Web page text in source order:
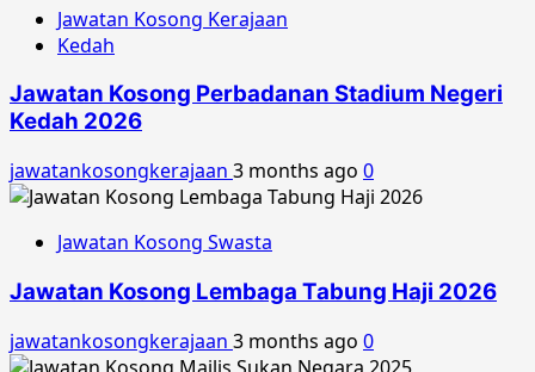
Jawatan Kosong Kerajaan
Kedah
Jawatan Kosong Perbadanan Stadium Negeri
Kedah 2026
jawatankosongkerajaan 3 months ago 0
Jawatan Kosong Swasta
Jawatan Kosong Lembaga Tabung Haji 2026
jawatankosongkerajaan 3 months ago 0